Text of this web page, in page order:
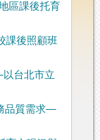
區課後托育
課後照顧班
台北市立
品質需求—